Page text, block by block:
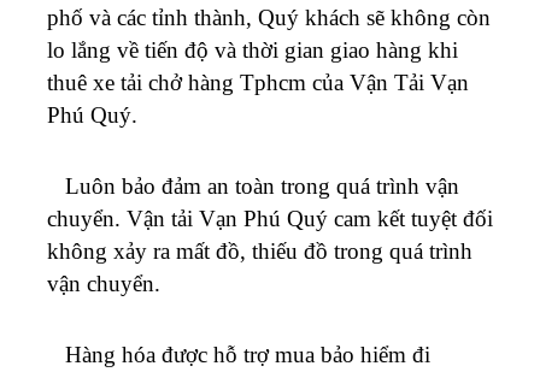
phố và các tỉnh thành, Quý khách sẽ không còn
lo lắng về tiến độ và thời gian giao hàng khi
thuê xe tải chở hàng Tphcm của Vận Tải Vạn
Phú Quý.
Luôn bảo đảm an toàn trong quá trình vận
chuyển. Vận tải Vạn Phú Quý cam kết tuyệt đối
không xảy ra mất đồ, thiếu đồ trong quá trình
vận chuyển.
Hàng hóa được hỗ trợ mua bảo hiểm đi